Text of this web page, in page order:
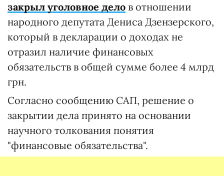
закрыл уголовное дело в отношении
народного депутата Дениса Дзензерского,
который в декларации о доходах не
отразил наличие финансовых
обязательств в общей сумме более 4 млрд
грн.
Согласно сообщению САП, решение о
закрытии дела принято на основании
научного толкования понятия
"финансовые обязательства".